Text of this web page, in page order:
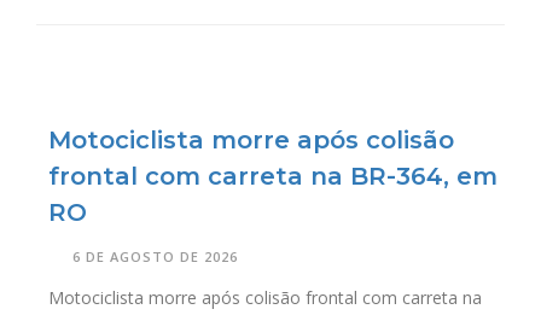
Motociclista morre após colisão
frontal com carreta na BR-364, em
RO
6 DE AGOSTO DE 2026
Motociclista morre após colisão frontal com carreta na